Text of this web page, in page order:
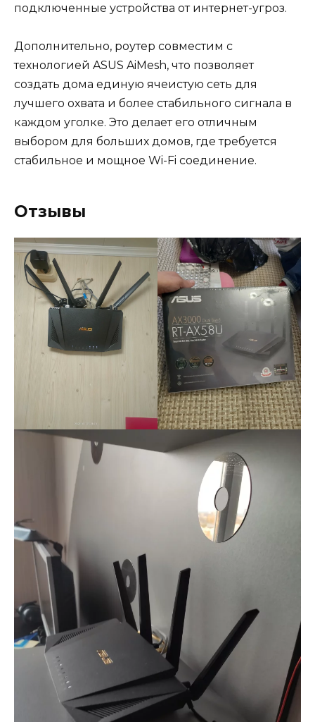
подключенные устройства от интернет-угроз.
Дополнительно, роутер совместим с
технологией ASUS AiMesh, что позволяет
создать дома единую ячеистую сеть для
лучшего охвата и более стабильного сигнала в
каждом уголке. Это делает его отличным
выбором для больших домов, где требуется
стабильное и мощное Wi-Fi соединение.
Отзывы